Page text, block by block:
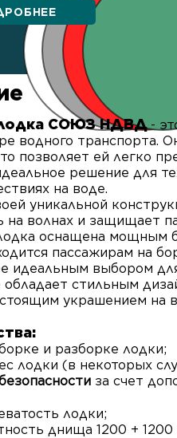
СОЮЗ НДВД -
водного транспорта.
позволяет ей легко
решение для
на воде.
уникальной
на волнах и защищает
оснащена мощным
пассажирам на
идеальным выбором
стильным
украшением на
и разборке лодки;
лодки (в некоторых
за счет
лодки;
днища 1200 + 1200